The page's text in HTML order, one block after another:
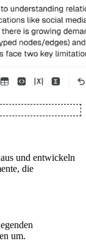
und entwickeln
die
um.